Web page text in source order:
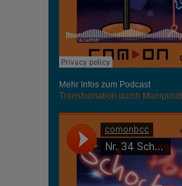
Mehr Infos zum Podcast
Transformation durch